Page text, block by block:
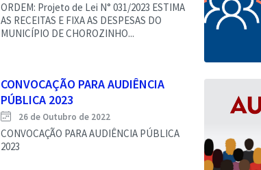
ORDEM: Projeto de Lei N° 031/2023 ESTIMA
AS RECEITAS E FIXA AS DESPESAS DO
MUNICÍPIO DE CHOROZINHO...
CONVOCAÇÃO PARA AUDIÊNCIA
PÚBLICA 2023
26 de Outubro de 2022
CONVOCAÇÃO PARA AUDIÊNCIA PÚBLICA
2023